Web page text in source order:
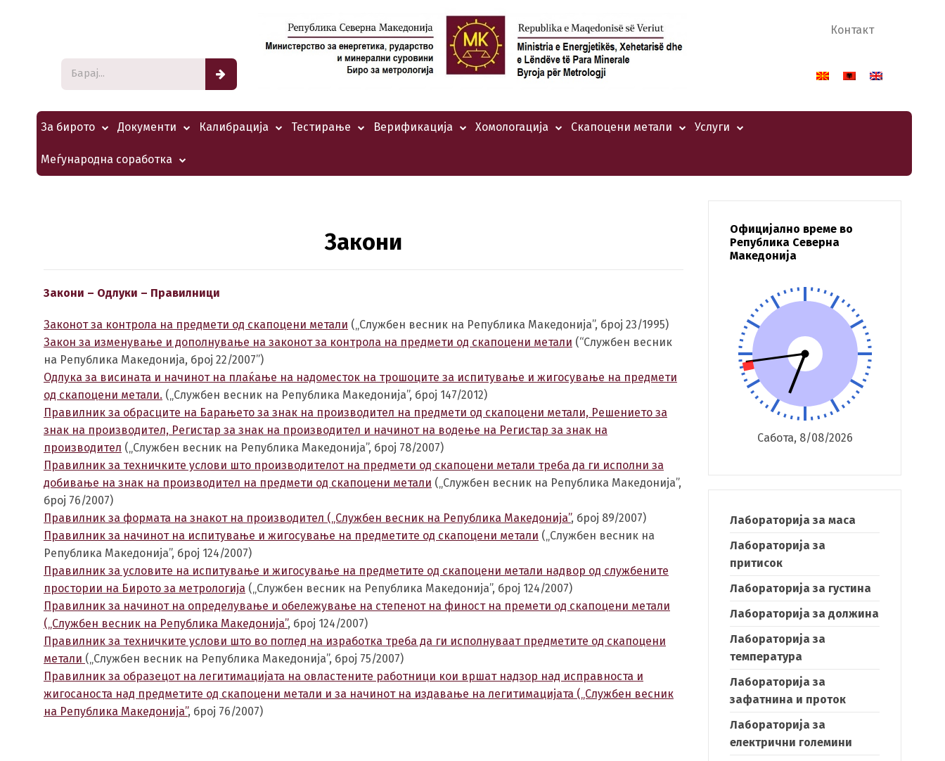
Контакт
За бирото Документи Калибрација Тестирање Верификација Хомологација Скапоцени метали Услуги
Меѓународна соработка
Закони
Закони – Одлуки – Правилници
Законот за контрола на предмети од скапоцени метали („Службен весник на Република Македонија”, број 23/1995)
Закон за изменување и дополнување на законот за контрола на предмети од скапоцени метали (“Службен весник
на Република Македонија, број 22/2007”)
Одлука за висината и начинот на плаќање на надоместок на трошоците за испитување и жигосување на предмети
од скапоцени метали. („Службен весник на Република Македонија”, број 147/2012)
Правилник за обрасците на Барањето за знак на производител на предмети од скапоцени метали, Решението за
знак на производител, Регистар за знак на производител и начинот на водење на Регистар за знак на
производител („Службен весник на Република Македонија”, број 78/2007)
Правилник за техничките услови што производителот на предмети од скапоцени метали треба да ги исполни за
добивање на знак на производител на предмети од скапоцени метали („Службен весник на Република Македонија”,
број 76/2007)
Правилник за формата на знакот на производител („Службен весник на Република Македонија”, број 89/2007)
Правилник за начинот на испитување и жигосување на предметите од скапоцени метали („Службен весник на
Република Македонија”, број 124/2007)
Правилник за условите на испитување и жигосување на предметите од скапоцени метали надвор од службените
простории на Бирото за метрологија („Службен весник на Република Македонија”, број 124/2007)
Правилник за начинот на определување и обележување на степенот на финост на премети од скапоцени метали
(„Службен весник на Република Македонија”, број 124/2007)
Правилник за техничките услови што во поглед на изработка треба да ги исполнуваат предметите од скапоцени
метали („Службен весник на Република Македонија”, број 75/2007)
Правилник за образецот на легитимацијата на овластените работници кои вршат надзор над исправноста и
жигосаноста над предметите од скапоцени метали и за начинот на издавање на легитимацијата („Службен весник
на Република Македонија”, број 76/2007)
Официјално време во
Република Северна
Македонија
Сабота, 8/08/2026
Лабораторија за маса
Лабораторија за
притисок
Лабораторија за густина
Лабораторија за должина
Лабораторија за
температура
Лабораторија за
зафатнина и проток
Лабораторија за
електрични големини
Switch The Language
македонски Albanian English